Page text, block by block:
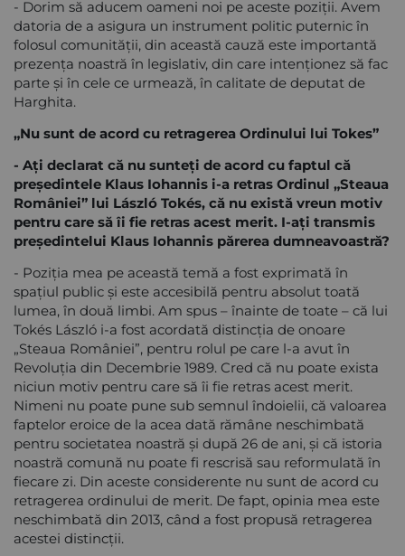
- Dorim să aducem oameni noi pe aceste poziții. Avem
datoria de a asigura un instrument politic puternic în
folosul comunității, din această cauză este importantă
prezența noastră în legislativ, din care intenționez să fac
parte și în cele ce urmează, în calitate de deputat de
Harghita.
„Nu sunt de acord cu retragerea Ordinului lui Tokes”
- Ați declarat că nu sunteți de acord cu faptul că
președintele Klaus Iohannis i-a retras Ordinul „Steaua
României” lui László Tokés, că nu există vreun motiv
pentru care să îi fie retras acest merit. I-ați transmis
președintelui Klaus Iohannis părerea dumneavoastră?
- Poziția mea pe această temă a fost exprimată în
spațiul public și este accesibilă pentru absolut toată
lumea, în două limbi. Am spus – înainte de toate – că lui
Tokés László i-a fost acordată distincția de onoare
„Steaua României”, pentru rolul pe care l-a avut în
Revoluția din Decembrie 1989. Cred că nu poate exista
niciun motiv pentru care să îi fie retras acest merit.
Nimeni nu poate pune sub semnul îndoielii, că valoarea
faptelor eroice de la acea dată rămâne neschimbată
pentru societatea noastră și după 26 de ani, și că istoria
noastră comună nu poate fi rescrisă sau reformulată în
fiecare zi. Din aceste considerente nu sunt de acord cu
retragerea ordinului de merit. De fapt, opinia mea este
neschimbată din 2013, când a fost propusă retragerea
acestei distincții.